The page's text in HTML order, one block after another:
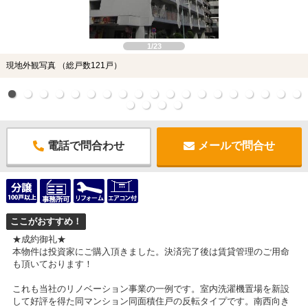
1/23
現地外観写真 （総戸数121戸）
電話で問合わせ メールで問合せ
ここがおすすめ！
★成約御礼★
本物件は投資家にご購入頂きました。決済完了後は賃貸管理のご用命
も頂いております！
これも当社のリノベーション事業の一例です。室内洗濯機置場を新設
して好評を得た同マンション同面積住戸の反転タイプです。南西向き